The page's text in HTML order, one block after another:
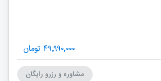
۴۹٬۹۹۰٬۰۰۰ تومان
مشاوره و رزرو رایگان